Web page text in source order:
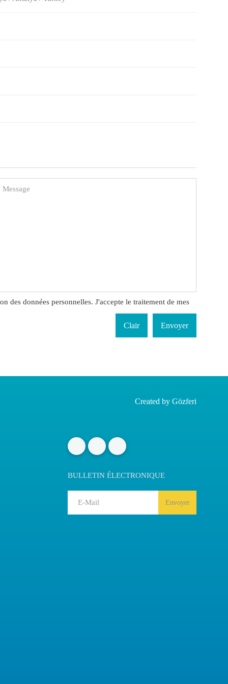
des données personnelles. J'accepte le traitement de mes
Created by Gözferi
BULLETIN ÉLECTRONIQUE